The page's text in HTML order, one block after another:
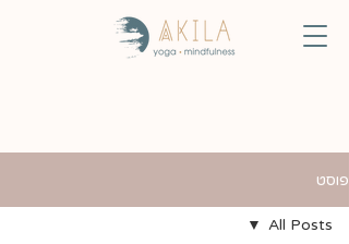
פוסט
All Posts